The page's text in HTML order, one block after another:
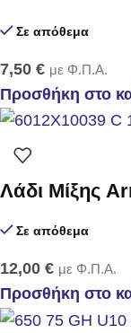
Σε απόθεμα
7,50 € με Φ.Π.Α.
Προσθήκη στο
Λάδι Μίξης
Σε απόθεμα
12,00 € με Φ.Π.Α.
Προσθήκη στο